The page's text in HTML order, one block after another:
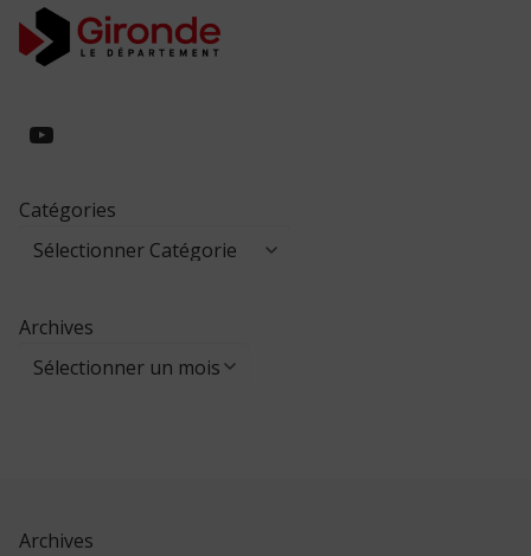
https://www.youtube.com/
Catégories
Archives
Archives